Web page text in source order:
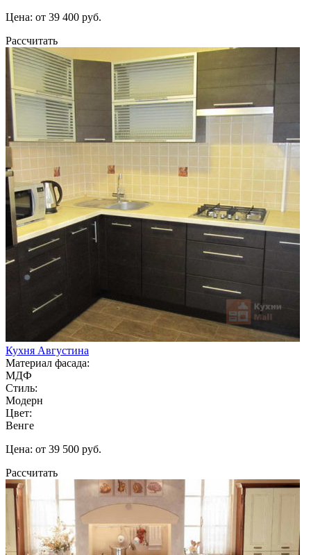
Цена: от 39 400 руб.
Рассчитать
Кухня Августина
Материал фасада:
МДФ
Стиль:
Модерн
Цвет:
Венге
Цена: от 39 500 руб.
Рассчитать